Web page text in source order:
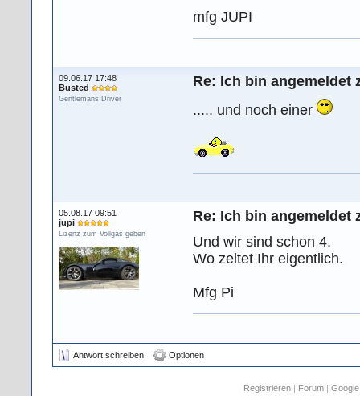
mfg JUPI
09.06.17 17:48
Busted
Gentlemans Driver
Re: Ich bin angemeldet
..... und noch einer
05.08.17 09:51
jupi
Lizenz zum Vollgas geben
Re: Ich bin angemeldet
Und wir sind schon 4.
Wo zeltet Ihr eigentlich.
Mfg Pi
Antwort schreiben Optionen
Registrieren | Forum |